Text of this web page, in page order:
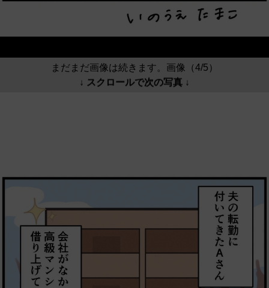
まだまだ画像は続きます。画像（4/5）
↓ スクロールで次の写真 ↓